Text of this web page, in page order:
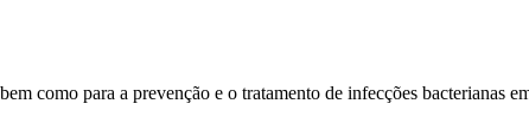
como para a prevenção e o tratamento de infecções bacterianas